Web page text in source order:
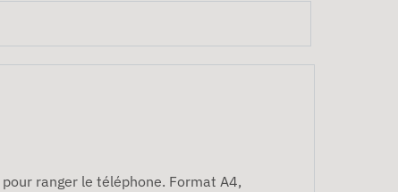
ranger le téléphone. Format A4,